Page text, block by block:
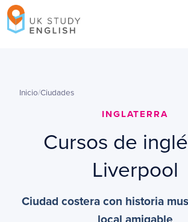
Inicio/Ciudades
INGLATERRA
Cursos de
Liverpool
Ciudad costera con historia
local amigable